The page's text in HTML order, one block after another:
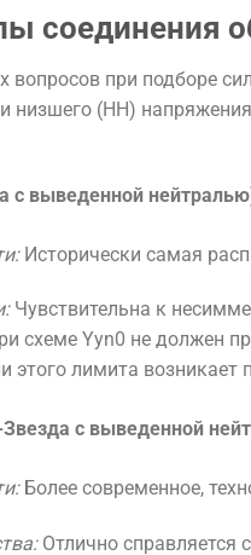
соединения
при подборе
низшего (НН)
с выведенной
Исторически самая
Чувствительна к
схеме Yyn0 не должен
этого лимита возникает
Звезда с выведенной
Более современное,
Отлично справляется